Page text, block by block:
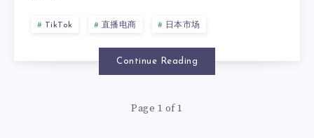
TikTok 直播电商 日本市场
Continue Reading
Page 1 of 1